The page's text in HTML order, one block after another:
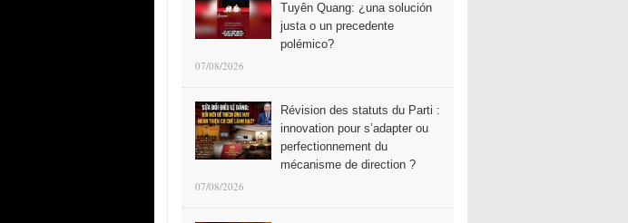
Tuyên Quang: ¿una solución
justa o un precedente
polémico?
07/08/2026
Révision des statuts du Parti :
innovation pour s’adapter ou
perfectionnement du
mécanisme de direction ?
07/08/2026